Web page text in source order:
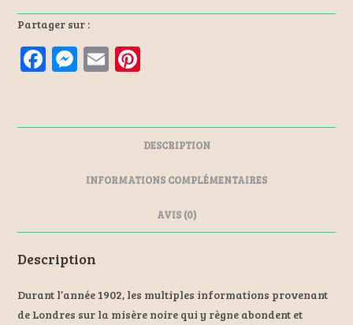
Partager sur :
F
b
M
n
r
E
l es
t
DESCRIPTION
INFORMATIONS COMPLÉMENTAIRES
AVIS (0)
Description
Durant l’année 1902, les multiples informations provenant
de Londres sur la misère noire qui y règne abondent et